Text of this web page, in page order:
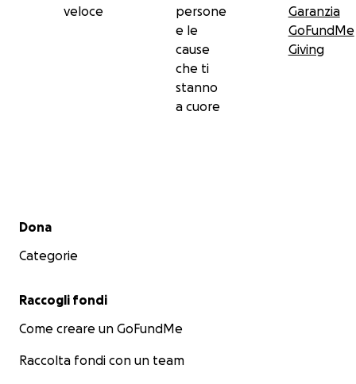
veloce
persone
e le
cause
che ti
stanno
a cuore
Garanzia
GoFundMe
Giving
Menu secondario
Dona
Categorie
Raccogli fondi
Come creare un GoFundMe
Raccolta fondi con un team